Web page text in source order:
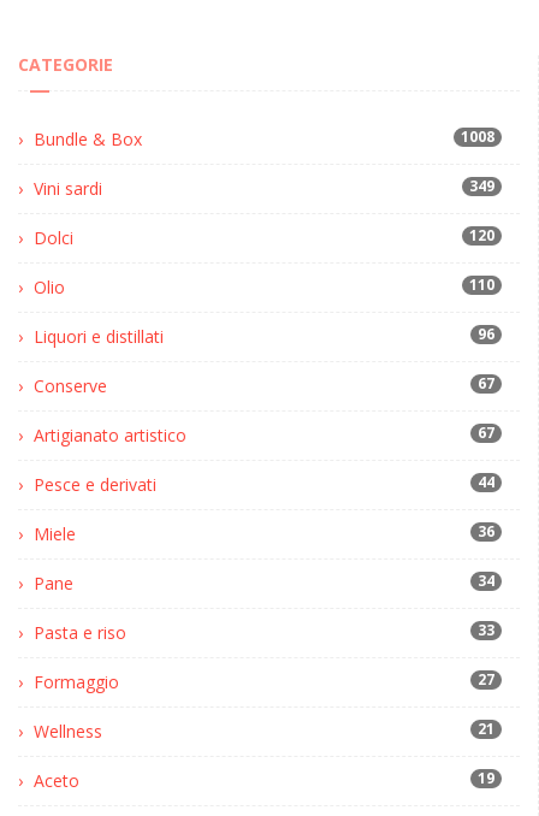
CATEGORIE
Bundle & Box 1008
Vini sardi 349
Dolci 120
Olio 110
Liquori e distillati 96
Conserve 67
Artigianato artistico 67
Pesce e derivati 44
Miele 36
Pane 34
Pasta e riso 33
Formaggio 27
Wellness 21
Aceto 19